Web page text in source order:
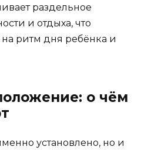
раздельное
и отдыха, что
ритм дня ребёнка и
о чём
установлено, но и